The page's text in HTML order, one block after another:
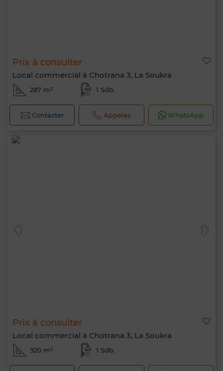
Prix à consulter
Local commercial à Chotrana 3, La Soukra
287 m² 1 Sdb.
Contacter Appelez WhatsApp
Prix à consulter
Local commercial à Chotrana 3, La Soukra
320 m² 1 Sdb.